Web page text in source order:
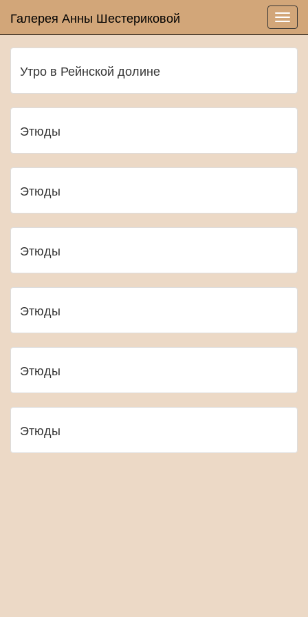
Галерея Анны Шестериковой
Утро в Рейнской долине
Этюды
Этюды
Этюды
Этюды
Этюды
Этюды